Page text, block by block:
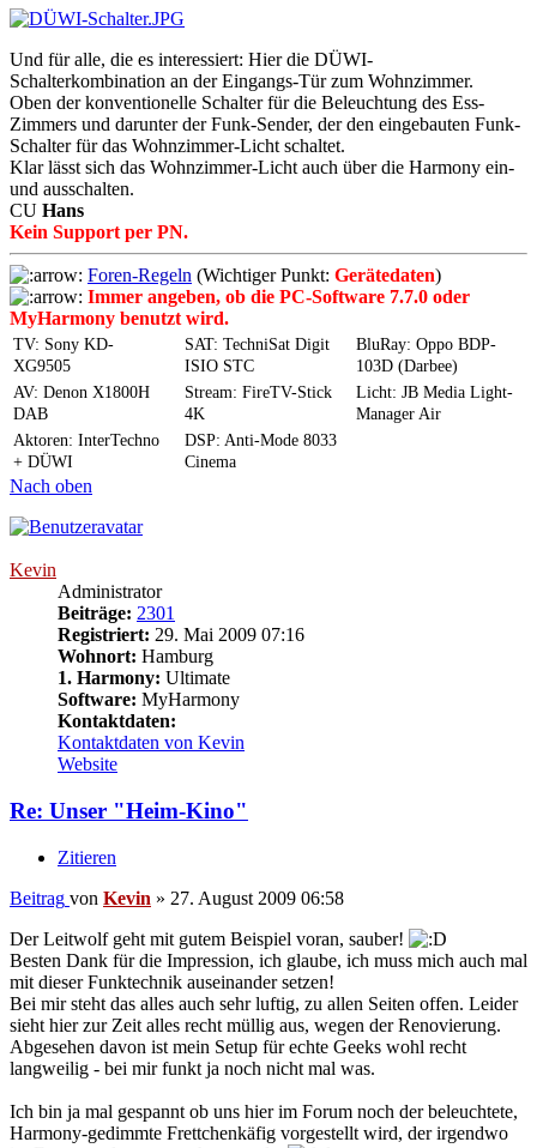
Und für alle, die es interessiert: Hier die DÜWI-
Schalterkombination an der Eingangs-Tür zum Wohnzimmer.
Oben der konventionelle Schalter für die Beleuchtung des Ess-
Zimmers und darunter der Funk-Sender, der den eingebauten Funk-
Schalter für das Wohnzimmer-Licht schaltet.
Klar lässt sich das Wohnzimmer-Licht auch über die Harmony ein-
und ausschalten.
CU Hans
Kein Support per PN.
Foren-Regeln (Wichtiger Punkt: Gerätedaten)
Immer angeben, ob die PC-Software 7.7.0 oder
MyHarmony benutzt wird.
TV: Sony KD-
XG9505
SAT: TechniSat Digit
ISIO STC
BluRay: Oppo BDP-
103D (Darbee)
AV: Denon X1800H
DAB
Stream: FireTV-Stick
4K
Licht: JB Media Light-
Manager Air
Aktoren: InterTechno
+ DÜWI
DSP: Anti-Mode 8033
Cinema
Nach oben
Kevin
Administrator
Beiträge: 2301
Registriert: 29. Mai 2009 07:16
Wohnort: Hamburg
1. Harmony: Ultimate
Software: MyHarmony
Kontaktdaten:
Kontaktdaten von Kevin
Website
Re: Unser "Heim-Kino"
Zitieren
Beitrag von Kevin » 27. August 2009 06:58
Der Leitwolf geht mit gutem Beispiel voran, sauber!
Besten Dank für die Impression, ich glaube, ich muss mich auch mal
mit dieser Funktechnik auseinander setzen!
Bei mir steht das alles auch sehr luftig, zu allen Seiten offen. Leider
sieht hier zur Zeit alles recht müllig aus, wegen der Renovierung.
Abgesehen davon ist mein Setup für echte Geeks wohl recht
langweilig - bei mir funkt ja noch nicht mal was.
Ich bin ja mal gespannt ob uns hier im Forum noch der beleuchtete,
Harmony-gedimmte Frettchenkäfig vorgestellt wird, der irgendwo